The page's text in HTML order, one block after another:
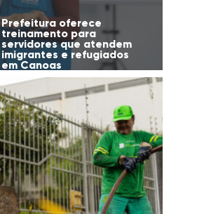
Prefeitura oferece
treinamento para
servidores que atendem
imigrantes e refugiados
em Canoas